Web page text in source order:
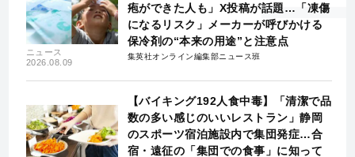
ニュース
2026.08.09
疱ができた人も」X投稿が話題…「凍傷
になるリスク」メーカーが呼びかける
保冷剤の“本来の用途”と注意点
集英社オンライン編集部ニュース班
【バイキング192人食中毒】「清潔で品
数の多い感じのいいレストラン」静岡
のスポーツ宿泊施設内で集団発症…合
宿・遠征の「集団での食事」に知って